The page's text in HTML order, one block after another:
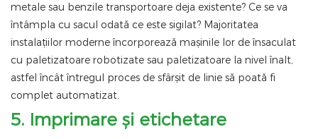
metale sau benzile transportoare deja existente? Ce se va
întâmpla cu sacul odată ce este sigilat? Majoritatea
instalațiilor moderne încorporează mașinile lor de însaculat
cu paletizatoare robotizate sau paletizatoare la nivel înalt,
astfel încât întregul proces de sfârșit de linie să poată fi
complet automatizat.
5. Imprimare și etichetare